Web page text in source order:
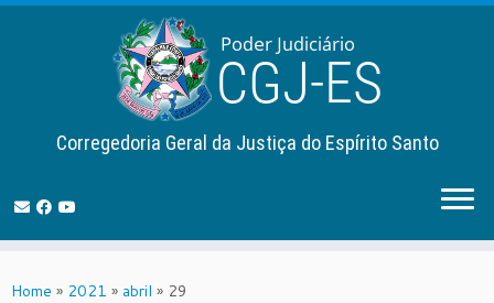
to
Corregedoria Geral da Justiça do Espírito Santo
Home » 2021 » abril » 29